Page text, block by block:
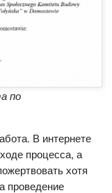
по
В интернете
процесса, а
хотя
проведение